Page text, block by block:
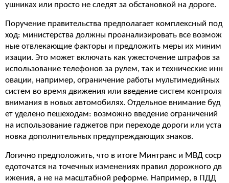
ушниках или просто не следят за обстановкой на дороге.
Поручение правительства предполагает комплексный под
ход: министерства должны проанализировать все возмож
ные отвлекающие факторы и предложить меры их миним
изации. Это может включать как ужесточение штрафов за
использование телефонов за рулем, так и технические инн
овации, например, ограничение работы мультимедийных
систем во время движения или введение систем контроля
внимания в новых автомобилях. Отдельное внимание буд
ет уделено пешеходам: возможно введение ограничений
на использование гаджетов при переходе дороги или уста
новка дополнительных предупреждающих знаков.
Логично предположить, что в итоге Минтранс и МВД соср
едоточатся на точечных изменениях правил дорожного дв
ижения, а не на масштабной реформе. Например, в ПДД